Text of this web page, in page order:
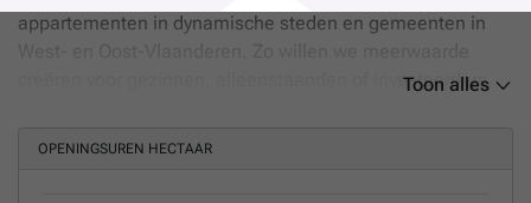
appartementen in dynamische steden en gemeenten in
West- en Oost-Vlaanderen. Zo willen we meerwaarde
creëren voor gezinnen, alleenstaanden of investeerders.
Toon alles
OPENINGSUREN HECTAAR